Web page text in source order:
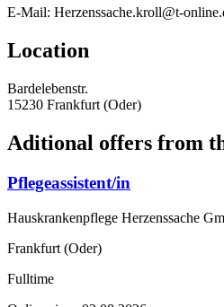
E-Mail: Herzenssache.kroll@t-
Location
Bardelebenstr.
15230 Frankfurt (Oder)
Aditional offers from
Pflegeassistent/in
Hauskrankenpflege Herzenssache
Frankfurt (Oder)
Fulltime